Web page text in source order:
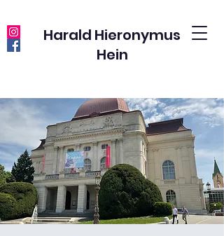
Harald Hieronymus
Hein